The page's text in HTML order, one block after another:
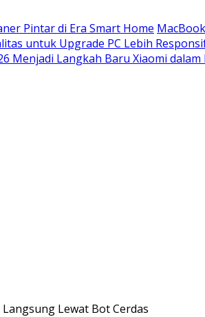
Pintar di Era Smart Home
untuk Upgrade PC Lebih
Menjadi Langkah Baru Xiaomi
Lewat Bot Cerdas